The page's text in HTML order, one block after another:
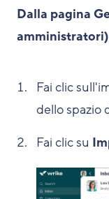
Dalla pagina
Fai clic
dello spazio
Fai clic su